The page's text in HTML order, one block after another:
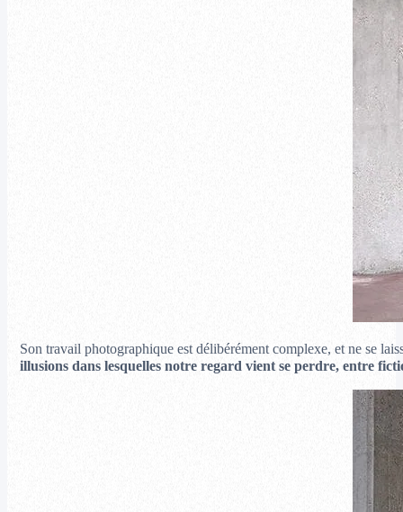
Son travail photographique est délibérément complexe, et ne se
illusions dans lesquelles notre regard vient se perdre, entre